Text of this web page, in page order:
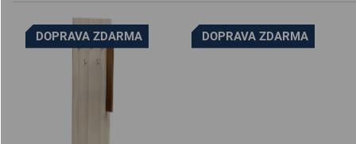
DOPRAVA ZDARMA DOPRAVA ZDARMA